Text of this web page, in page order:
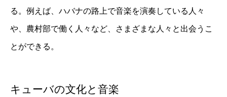
る。例えば、ハバナの路上で音楽を演奏している人々
や、農村部で働く人々など、さまざまな人々と出会うこ
とができる。
キューバの文化と音楽